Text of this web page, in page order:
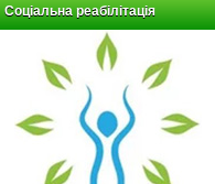
Соціальна реабілітація